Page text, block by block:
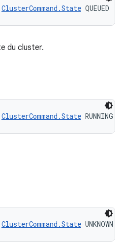
ClusterCommand.State QUEUED
du cluster.
ClusterCommand.State RUNNING
ClusterCommand.State UNKNOWN